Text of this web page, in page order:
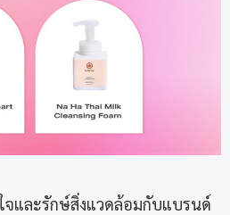
และรักษ์สิ่งแวดล้อมกับแบรนด์